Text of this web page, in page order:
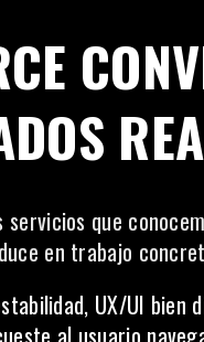
que
en trabajo
UX/UI bien
al usuario